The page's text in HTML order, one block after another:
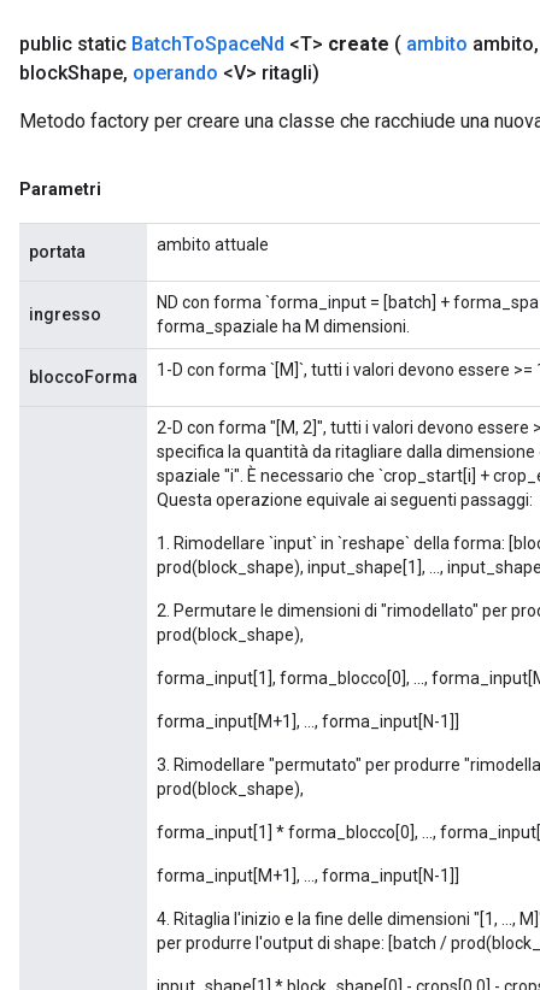
public static BatchToSpaceNd <T> create ( ambito ambito,
blockShape, operando <V> ritagli)
Metodo factory per creare una classe che racchiude una
Parametri
portata ambito attuale
ingresso
ND con forma `forma_input = [batch] +
forma_spaziale ha M dimensioni.
bloccoForma 1-D con forma `[M]`, tutti i valori devono essere >=
2-D con forma "[M, 2]", tutti i valori devono essere
specifica la quantità da ritagliare dalla
spaziale "i". È necessario che `crop_start[i] +
Questa operazione equivale ai seguenti passaggi:
1. Rimodellare `input` in `reshape` della forma:
prod(block_shape), input_shape[1], ...,
2. Permutare le dimensioni di "rimodellato" per
prod(block_shape),
forma_input[1], forma_blocco[0], ...,
forma_input[M+1], ..., forma_input[N-1]]
3. Rimodellare "permutato" per produrre
prod(block_shape),
forma_input[1] * forma_blocco[0], ...,
forma_input[M+1], ..., forma_input[N-1]]
4. Ritaglia l'inizio e la fine delle dimensioni "[1, ...,
per produrre l'output di shape: [batch /